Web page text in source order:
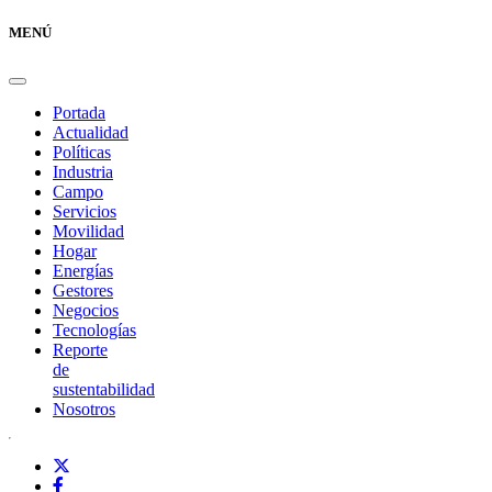
MENÚ
Portada
Actualidad
Políticas
Industria
Campo
Servicios
Movilidad
Hogar
Energías
Gestores
Negocios
Tecnologías
Reporte
de
sustentabilidad
Nosotros